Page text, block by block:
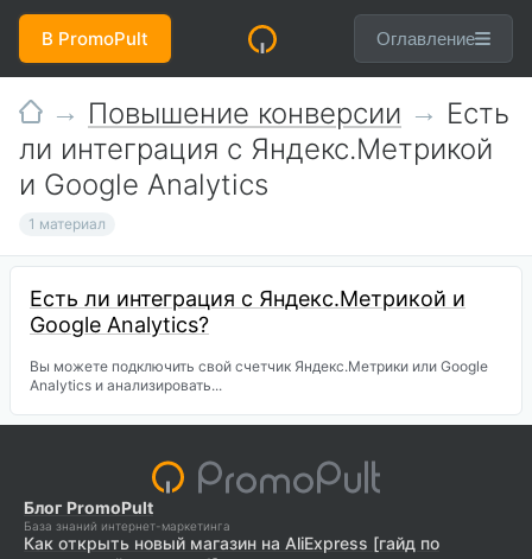
В PromoPult Оглавление
Повышение конверсии
Есть
ли интеграция с Яндекс.Метрикой
и Google Analytics
1 материал
Есть ли интеграция с Яндекс.Метрикой и
Google Analytics?
Вы можете подключить свой счетчик Яндекс.Метрики или Google
Analytics и анализировать...
Блог PromoPult
База знаний интернет-маркетинга
Как открыть новый магазин на AliExpress [гайд по